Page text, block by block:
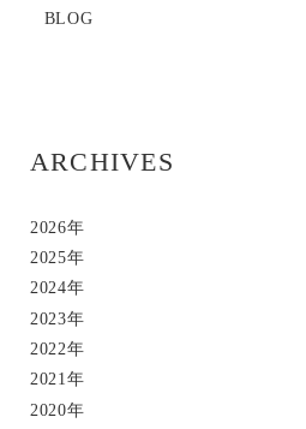
BLOG
ARCHIVES
2026年
2025年
2024年
2023年
2022年
2021年
2020年